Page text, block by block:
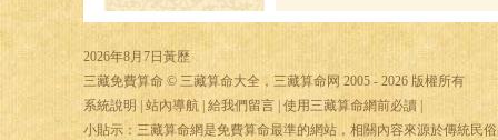
2026年8月7日黃歷
三藏免費算命 © 三藏算命大全，三藏算命网 2005 - 2026 版權所有
系統說明
站內導航 給我們留言 使用三藏算命網前必讀
小貼示：三藏算命網是免費算命最準的網站，相關內容來源於傳統民